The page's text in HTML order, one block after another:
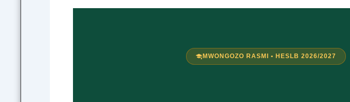
MWONGOZO RASMI • HESLB 2026/2027